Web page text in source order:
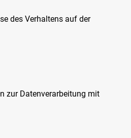
des Verhaltens auf der
zur Datenverarbeitung mit